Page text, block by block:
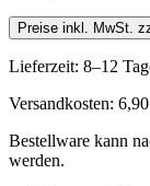
Preise inkl. MwSt.
Lieferzeit: 8–12
Versandkosten:
Bestellware kann
werden.